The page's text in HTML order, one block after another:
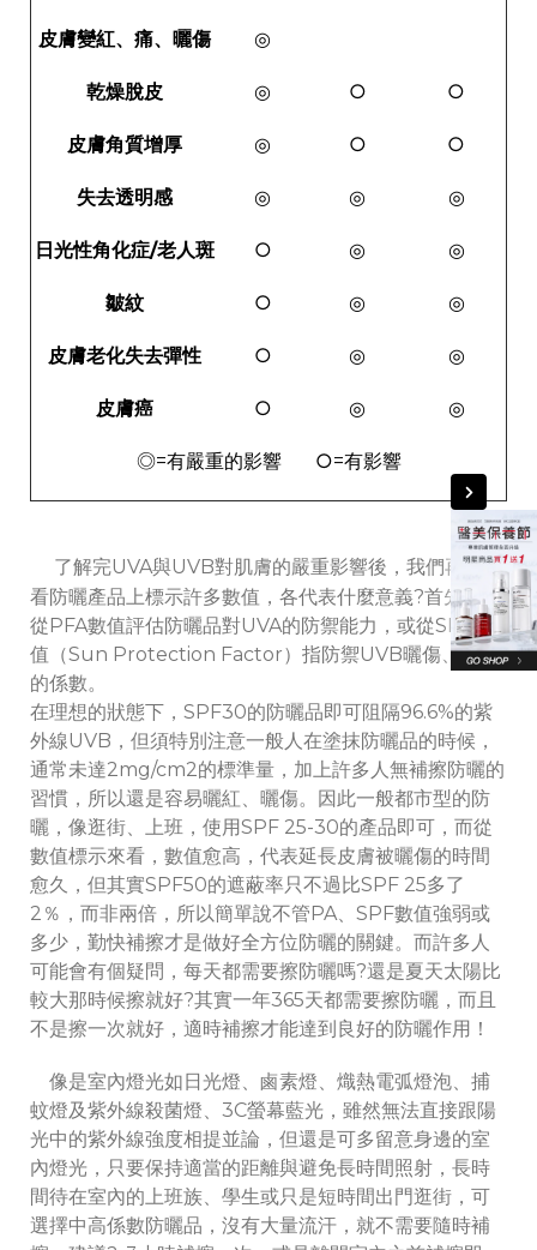
皮膚變紅、痛、曬傷 ◎
乾燥脫皮 ◎ ○ ○
皮膚角質增厚 ◎ ○ ○
失去透明感 ◎ ◎ ◎
日光性角化症/老人斑 ○ ◎ ◎
皺紋 ○ ◎ ◎
皮膚老化失去彈性 ○ ◎ ◎
皮膚癌 ○ ◎ ◎
◎=有嚴重的影響 ○=有影響
了解完UVA與UVB對肌膚的嚴重影響後，我們再來看
看防曬產品上標示許多數值，各代表什麼意義?首先可先
從PFA數值評估防曬品對UVA的防禦能力，或從SPF數
值（Sun Protection Factor）指防禦UVB曬傷、曬紅
的係數。
在理想的狀態下，SPF30的防曬品即可阻隔96.6%的紫
外線UVB，但須特別注意一般人在塗抹防曬品的時候，
通常未達2mg/cm2的標準量，加上許多人無補擦防曬的
習慣，所以還是容易曬紅、曬傷。因此一般都市型的防
曬，像逛街、上班，使用SPF 25-30的產品即可，而從
數值標示來看，數值愈高，代表延長皮膚被曬傷的時間
愈久，但其實SPF50的遮蔽率只不過比SPF 25多了
2％，而非兩倍，所以簡單說不管PA、SPF數值強弱或
多少，勤快補擦才是做好全方位防曬的關鍵。而許多人
可能會有個疑問，每天都需要擦防曬嗎?還是夏天太陽比
較大那時候擦就好?其實一年365天都需要擦防曬，而且
不是擦一次就好，適時補擦才能達到良好的防曬作用！
像是室內燈光如日光燈、鹵素燈、熾熱電弧燈泡、捕
蚊燈及紫外線殺菌燈、3C螢幕藍光，雖然無法直接跟陽
光中的紫外線強度相提並論，但還是可多留意身邊的室
內燈光，只要保持適當的距離與避免長時間照射，長時
間待在室內的上班族、學生或只是短時間出門逛街，可
選擇中高係數防曬品，沒有大量流汗，就不需要隨時補